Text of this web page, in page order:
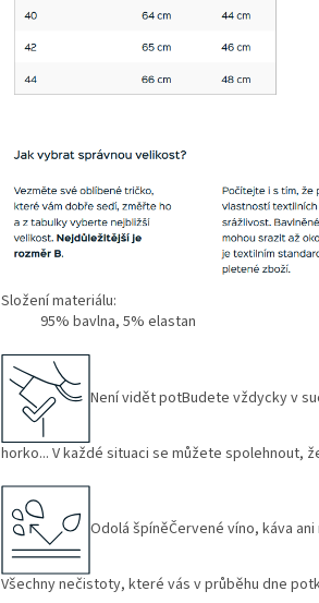
Složení materiálu:
95% bavlna, 5% elastan
Není vidět potBudete vždycky v
horko... V každé situaci se můžete spolehnout,
Odolá špíněČervené víno, káva
Všechny nečistoty, které vás v průběhu dne